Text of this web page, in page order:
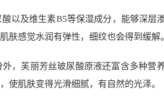
以及维生素B5等保湿成分，能够深层
肤感觉水润有弹性，细纹也会得到缓解。
，芙丽芳丝玻尿酸原液还富含多种营
使肌肤变得光滑细腻，有自然的光泽。